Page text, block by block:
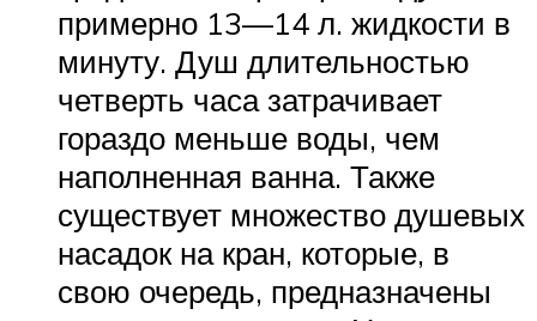
примерно 13—14 л. жидкости в
минуту. Душ длительностью
четверть часа затрачивает
гораздо меньше воды, чем
наполненная ванна. Также
существует множество душевых
насадок на кран, которые, в
свою очередь, предназначены